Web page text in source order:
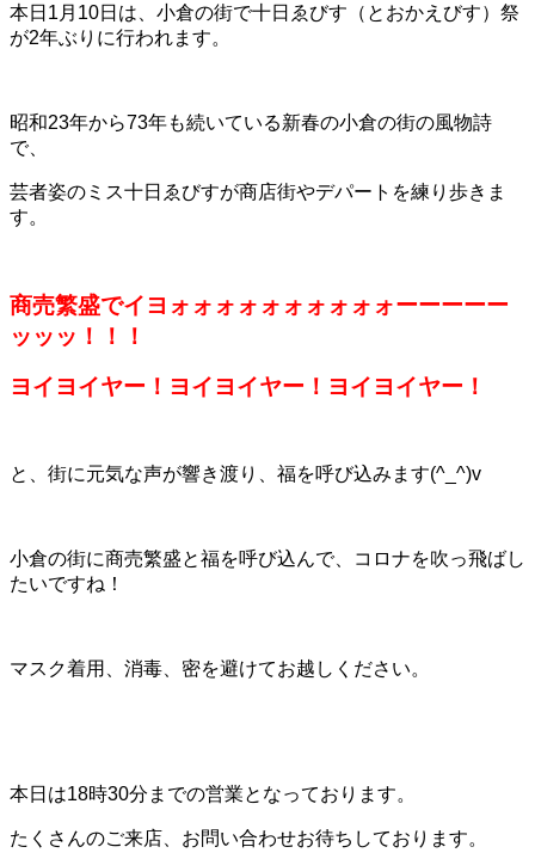
本日1月10日は、小倉の街で十日ゑびす（とおかえびす）祭
が2年ぶりに行われます。
昭和23年から73年も続いている新春の小倉の街の風物詩
で、
芸者姿のミス十日ゑびすが商店街やデパートを練り歩きま
す。
商売繁盛でイヨォォォォォォォォォォーーーーー
ッッッ！！！
ヨイヨイヤー！ヨイヨイヤー！ヨイヨイヤー！
と、街に元気な声が響き渡り、福を呼び込みます(^_^)v
小倉の街に商売繁盛と福を呼び込んで、コロナを吹っ飛ばし
たいですね！
マスク着用、消毒、密を避けてお越しください。
本日は18時30分までの営業となっております。
たくさんのご来店、お問い合わせお待ちしております。